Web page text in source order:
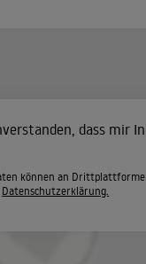
dass mir
können an
Datenschutzerklärung.